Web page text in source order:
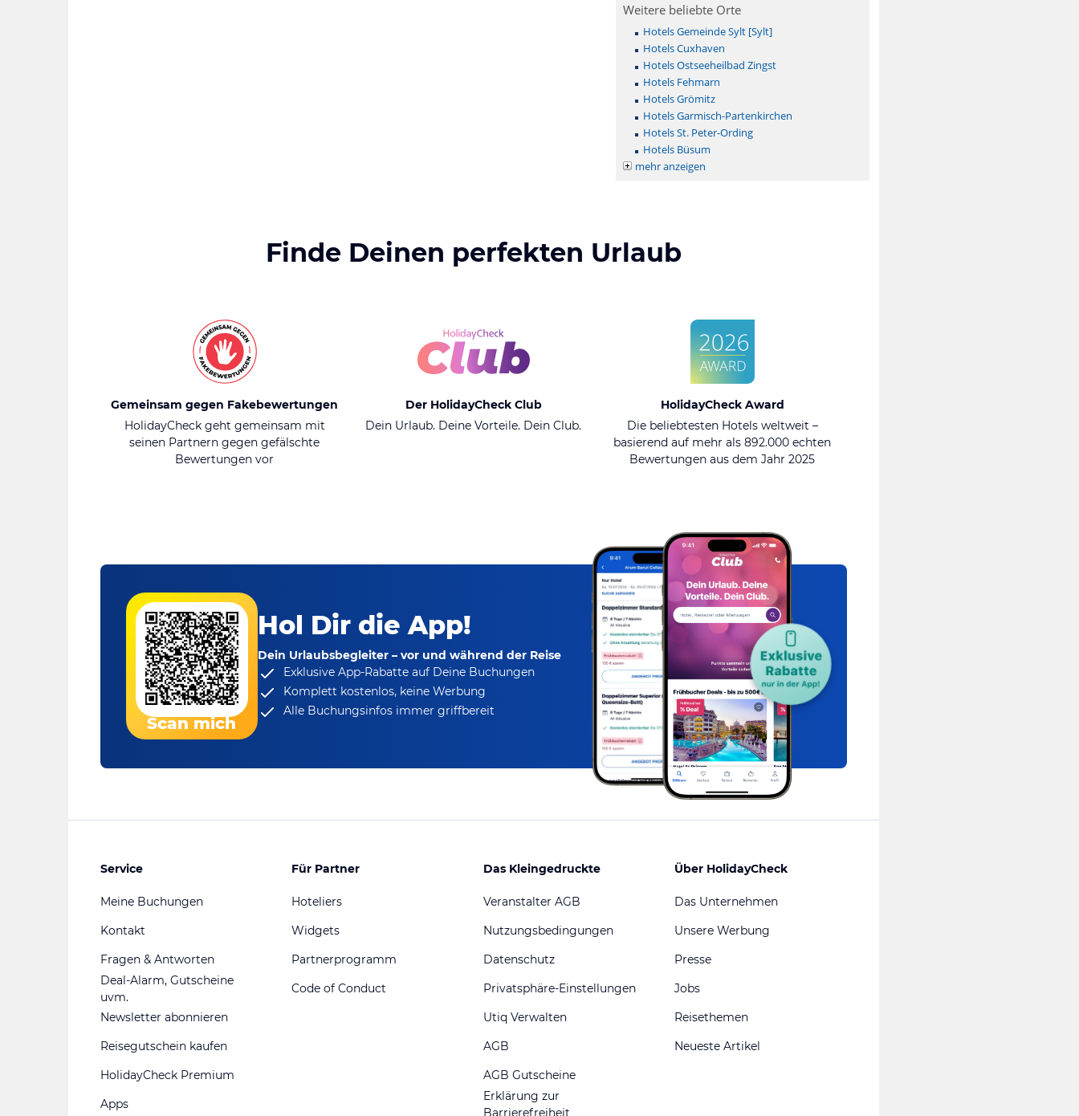
Weitere beliebte Orte
Hotels Gemeinde Sylt [Sylt]
Hotels Cuxhaven
Hotels Ostseeheilbad Zingst
Hotels Fehmarn
Hotels Grömitz
Hotels Garmisch-Partenkirchen
Hotels St. Peter-Ording
Hotels Büsum
mehr anzeigen
Finde Deinen perfekten Urlaub
Gemeinsam gegen Fakebewertungen
HolidayCheck geht gemeinsam mit
seinen Partnern gegen gefälschte
Bewertungen vor
Der HolidayCheck Club
Dein Urlaub. Deine Vorteile. Dein Club.
HolidayCheck Award
Die beliebtesten Hotels weltweit –
basierend auf mehr als 892.000 echten
Bewertungen aus dem Jahr 2025
Scan mich
Hol Dir die App!
Dein Urlaubsbegleiter – vor und während der Reise
Exklusive App-Rabatteauf Deine Buchungen
Komplett kostenlos, keine Werbung
Alle Buchungsinfos immer griffbereit
Service
Meine Buchungen
Kontakt
Fragen & Antworten
Deal-Alarm, Gutscheine
uvm.
Newsletter abonnieren
Reisegutschein kaufen
HolidayCheck Premium
Apps
Für Partner
Hoteliers
Widgets
Partnerprogramm
Code of Conduct
Das Kleingedruckte
Veranstalter AGB
Nutzungsbedingungen
Datenschutz
Privatsphäre-Einstellungen
Utiq Verwalten
AGB
AGB Gutscheine
Erklärung zur
Barrierefreiheit
Über HolidayCheck
Das Unternehmen
Unsere Werbung
Presse
Jobs
Reisethemen
Neueste Artikel